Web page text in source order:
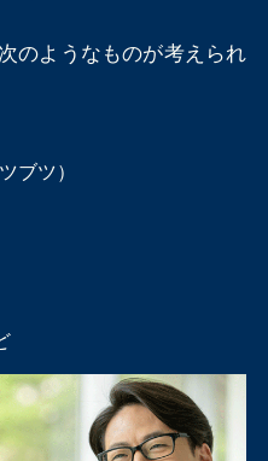
のようなものが考えられ
ブツ）